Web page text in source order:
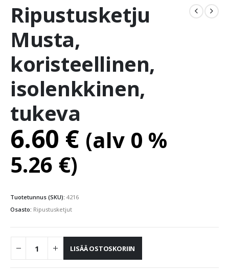
Ripustusketju
Musta,
koristeellinen,
isolenkkinen,
tukeva
6.60 € (alv 0 %
5.26 €)
Tuotetunnus (SKU): 4216
Osasto: Ripustusketjut
LISÄÄ OSTOSKORIIN